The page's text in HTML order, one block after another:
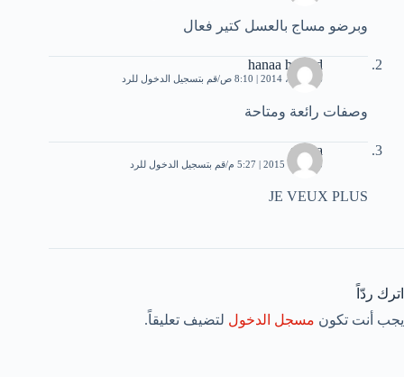
وبرضو مساج بالعسل كتير فعال
hanaa hamed
26 أبريل، 2014 | 8:10 ص قم بتسجيل الدخول للرد
وصفات رائعة ومتاحة
salma
5 أكتوبر، 2015 | 5:27 م قم بتسجيل الدخول للرد
JE VEUX PLUS
اترك ردّاً
يجب أنت تكون مسجل الدخول لتضيف تعليقاً.